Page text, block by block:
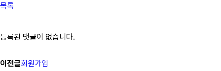
목록
등록된 댓글이 없습니다.
이전글회원가입